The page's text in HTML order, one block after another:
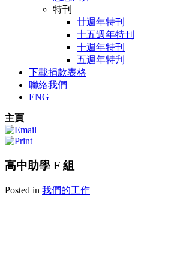
特刊
廿週年特刊
十五週年特刊
十週年特刊
五週年特刋
下載捐款表格
聯絡我們
ENG
主頁
高中助學 F 組
Posted in 我們的工作